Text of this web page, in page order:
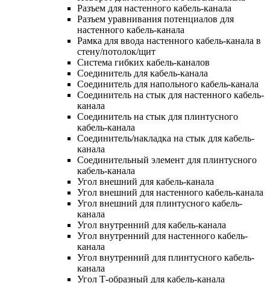
Разъем для настенного кабель-канала
Разъем уравнивания потенциалов для
настенного кабель-канала
Рамка для ввода настенного кабель-канала в
стену/потолок/щит
Система гибких кабель-каналов
Соединитель для кабель-канала
Соединитель для напольного кабель-канала
Соединитель на стык для настенного кабель-
канала
Соединитель на стык для плинтусного
кабель-канала
Соединитель/накладка на стык для кабель-
канала
Соединительный элемент для плинтусного
кабель-канала
Угол внешний для кабель-канала
Угол внешний для настенного кабель-канала
Угол внешний для плинтусного кабель-
канала
Угол внутренний для кабель-канала
Угол внутренний для настенного кабель-
канала
Угол внутренний для плинтусного кабель-
канала
Угол Т-образный для кабель-канала